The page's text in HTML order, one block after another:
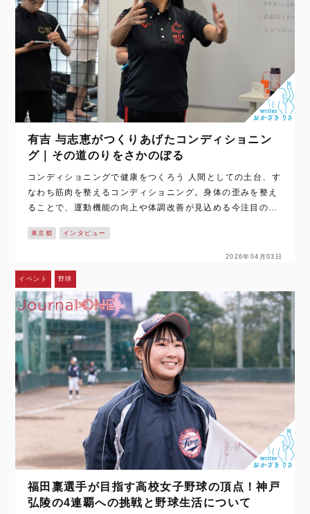
有吉 与志恵がつくりあげたコンディショニン
グ｜その道のりをさかのぼる
コンディショニングで健康をつくろう 人間としての土台、す
なわち筋肉を整えるコンディショニング。身体の歪みを整え
ることで、運動機能の向上や体調改善が見込める今注目の運
むのは、一般社団法人日本コンディショ…
東京都 インタビュー
2026年04月03日
イベント 野球
福田稟選手が目指す高校女子野球の頂点！神戸
弘陵の4連覇への挑戦と野球生活について